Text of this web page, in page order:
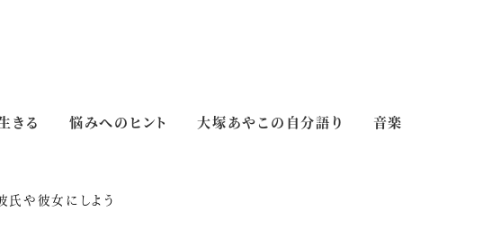
きる 悩みへのヒント 大塚あやこの自分語り 音楽
氏や彼女にしよう